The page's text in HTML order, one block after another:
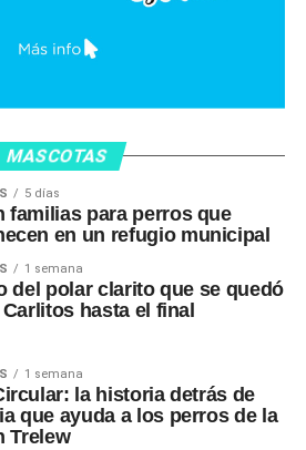
MASCOTAS
5 días
familias para perros que
en un refugio municipal
1 semana
del polar clarito que se quedó
hasta el final
1 semana
la historia detrás de
que ayuda a los perros de la
Trelew